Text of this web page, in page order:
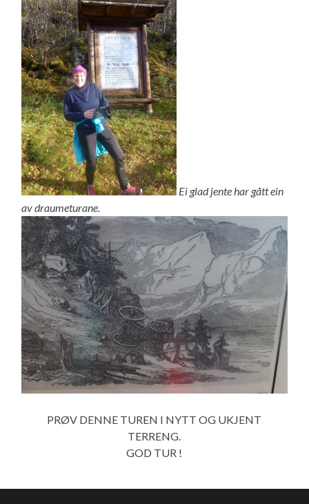
Ei glad jente har gått ein
av draumeturane.
PRØV DENNE TUREN I NYTT OG UKJENT
TERRENG.
GOD TUR !